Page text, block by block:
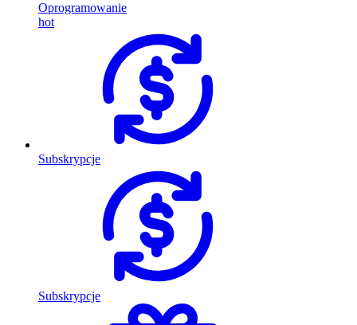
Oprogramowanie
hot
Subskrypcje
Subskrypcje